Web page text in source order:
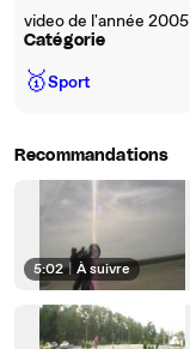
video de l'année 2005
Catégorie
🥇Sport
Recommandations
5:02 | À suivre